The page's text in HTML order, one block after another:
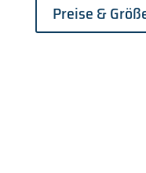
Preise &